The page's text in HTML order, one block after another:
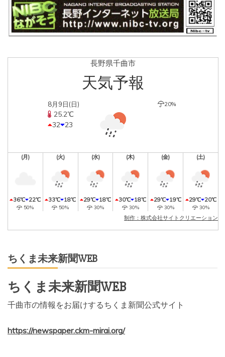
長野県千曲市
天気予報
8月9日(日)
25.2℃
32 23
20%
(月)
36℃ 22℃
50%
(火)
33℃ 18℃
50%
(水)
29℃ 18℃
30%
(木)
30℃ 18℃
30%
(金)
29℃ 19℃
30%
(土)
29℃ 20℃
30%
制作：株式会社サイトクリエーション
ちくま未来新聞WEB
ちくま未来新聞WEB
千曲市の情報をお届けするちくま新聞公式サイト
https://newspaper.ckm-mirai.org/